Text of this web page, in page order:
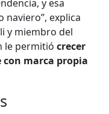
y esa
naviero”, explica
y miembro del
le permitiócrecer
marca propia